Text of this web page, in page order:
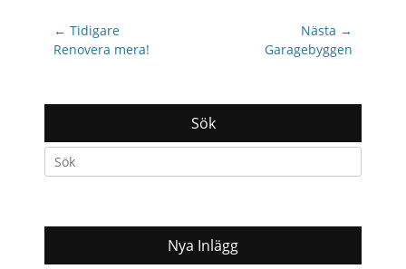
Inläggsnavigering
← Tidigare
Previous
Renovera mera!
Nästa →
Garagebyggen
Sök
Search
for:
Nya Inlägg